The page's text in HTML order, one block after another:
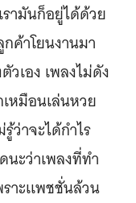
รามันก็อยู่ได้ด้วย
ค้าโยนงานมา
วเอง เพลงไม่ดัง
หมือนเล่นหวย
ว่าจะได้กำไร
นะว่าเพลงที่ทำ
าะเเพชชั่นล้วน